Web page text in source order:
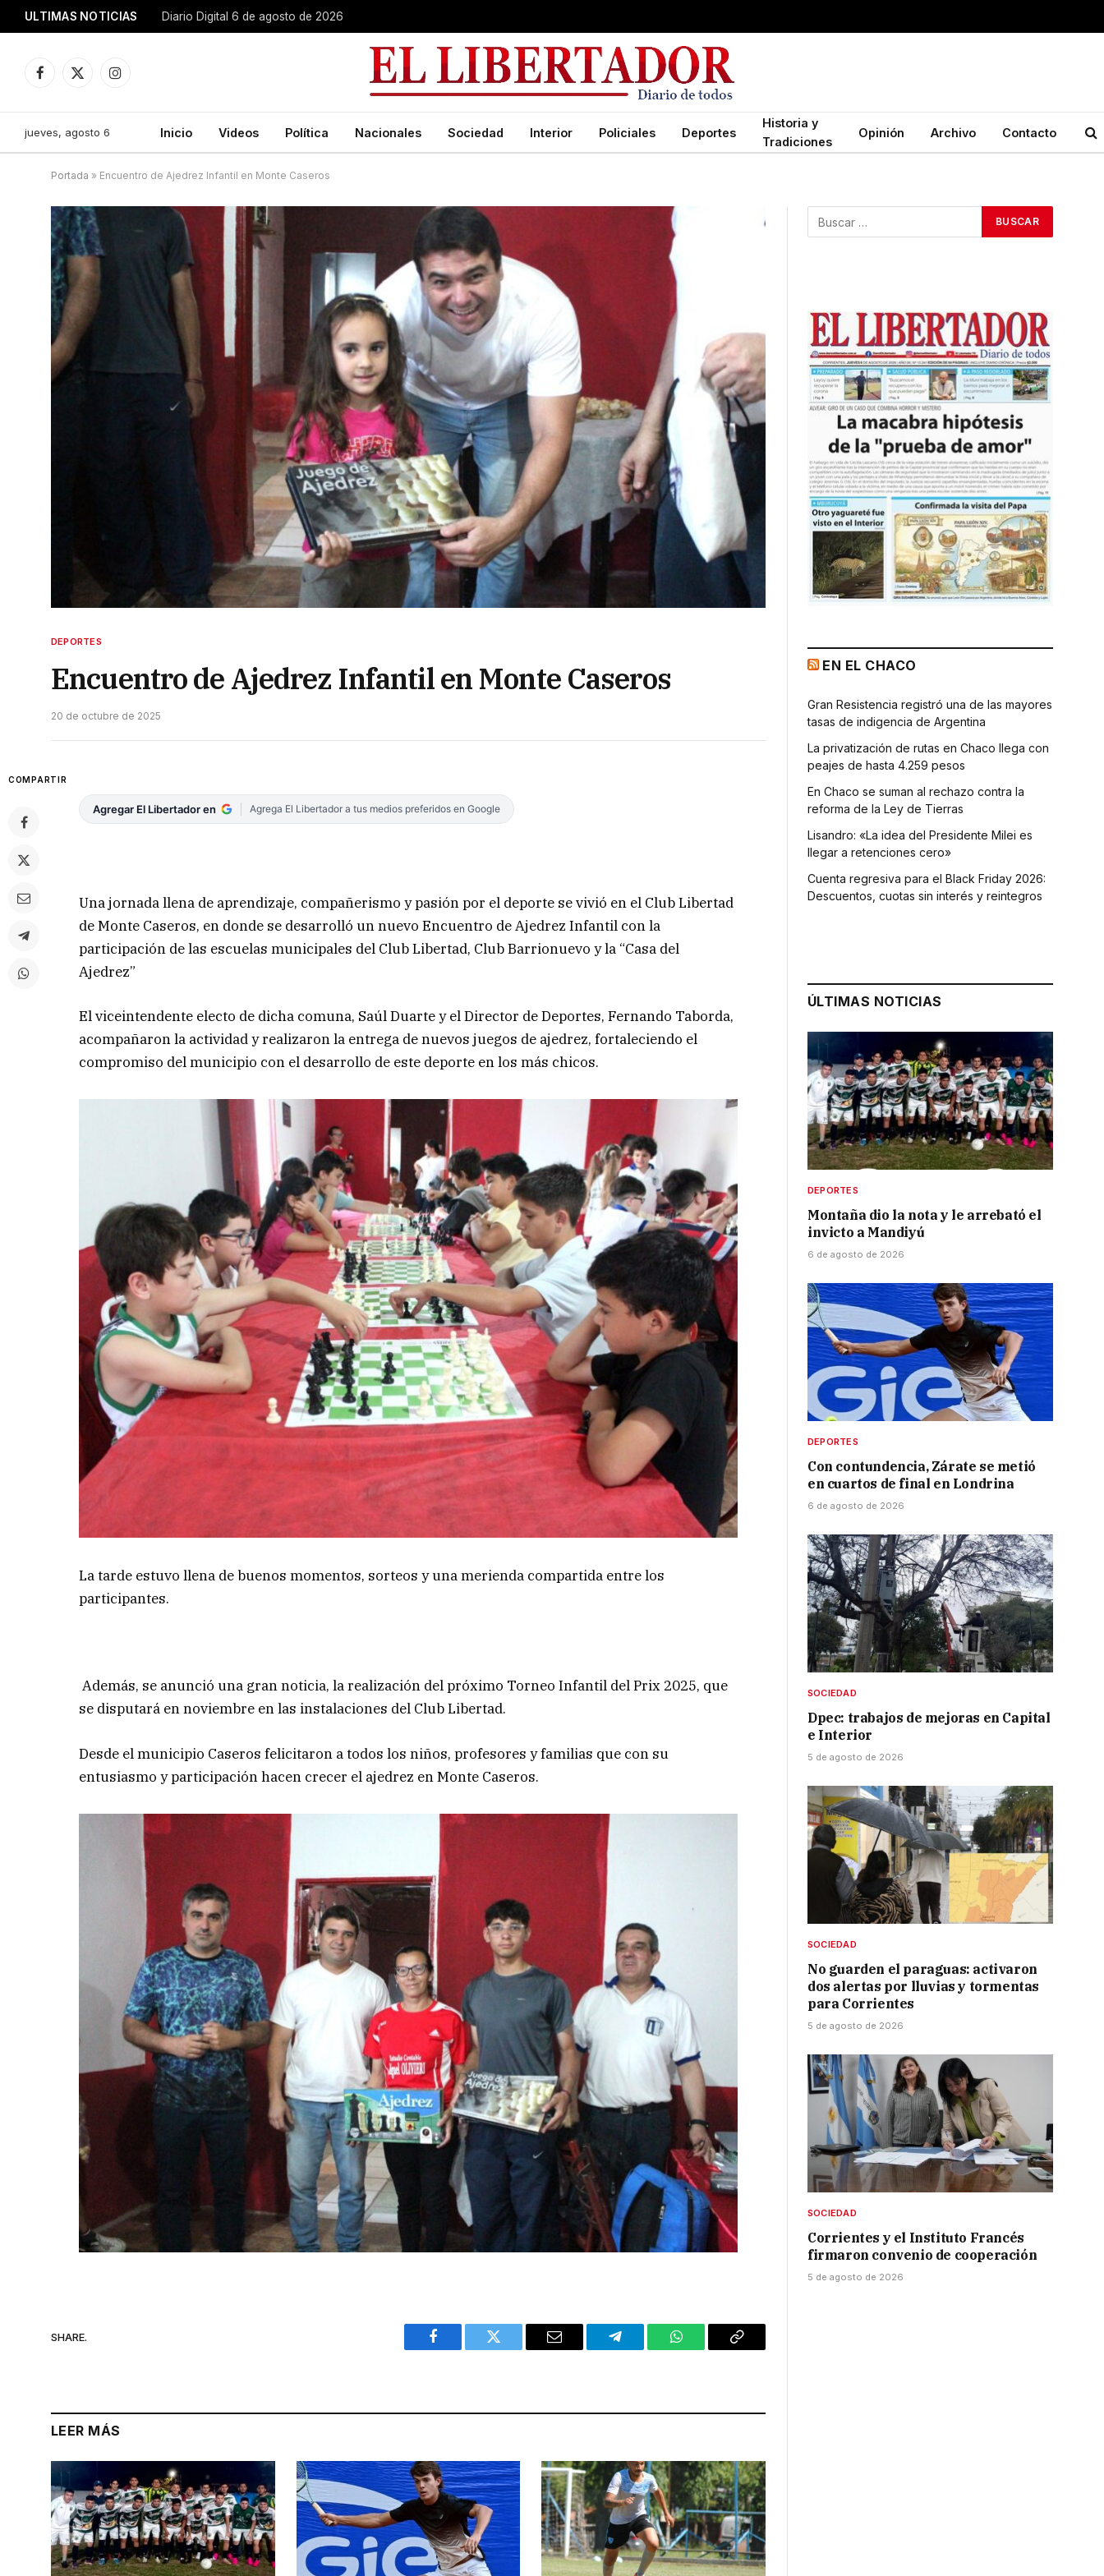
ULTIMAS NOTICIAS Diario Digital 6 de agosto de 2026
Facebook
X
Instagram
jueves, agosto 6 Inicio Videos Política Nacionales Sociedad Interior Policiales Deportes
Historia y
Tradiciones
Opinión Archivo Contacto
Portada » Encuentro de Ajedrez Infantil en Monte Caseros
DEPORTES
Encuentro de Ajedrez Infantil en Monte Caseros
20 de octubre de 2025
COMPARTIR
Agregar El Libertador en Agrega El Libertador a tus medios preferidos en Google
Una jornada llena de aprendizaje, compañerismo y pasión por el deporte se vivió en el Club Libertad
de Monte Caseros, en donde se desarrolló un nuevo Encuentro de Ajedrez Infantil con la
participación de las escuelas municipales del Club Libertad, Club Barrionuevo y la “Casa del
Ajedrez”
El viceintendente electo de dicha comuna, Saúl Duarte y el Director de Deportes, Fernando Taborda,
acompañaron la actividad y realizaron la entrega de nuevos juegos de ajedrez, fortaleciendo el
compromiso del municipio con el desarrollo de este deporte en los más chicos.
La tarde estuvo llena de buenos momentos, sorteos y una merienda compartida entre los
participantes.
Además, se anunció una gran noticia, la realización del próximo Torneo Infantil del Prix 2025, que
se disputará en noviembre en las instalaciones del Club Libertad.
Desde el municipio Caseros felicitaron a todos los niños, profesores y familias que con su
entusiasmo y participación hacen crecer el ajedrez en Monte Caseros.
SHARE.
Facebook Twitter Email Telegram WhatsAppCopy
LEER MÁS
EN EL CHACO
Gran Resistencia registró una de las mayores
tasas de indigencia de Argentina
La privatización de rutas en Chaco llega con
peajes de hasta 4.259 pesos
En Chaco se suman al rechazo contra la
reforma de la Ley de Tierras
Lisandro: «La idea del Presidente Milei es
llegar a retenciones cero»
Cuenta regresiva para el Black Friday 2026:
Descuentos, cuotas sin interés y reintegros
ÚLTIMAS NOTICIAS
DEPORTES
Montaña dio la nota y le arrebató el
invicto a Mandiyú
6 de agosto de 2026
DEPORTES
Con contundencia, Zárate se metió
en cuartos de final en Londrina
6 de agosto de 2026
SOCIEDAD
Dpec: trabajos de mejoras en Capital
e Interior
5 de agosto de 2026
SOCIEDAD
No guarden el paraguas: activaron
dos alertas por lluvias y tormentas
para Corrientes
5 de agosto de 2026
SOCIEDAD
Corrientes y el Instituto Francés
firmaron convenio de cooperación
5 de agosto de 2026